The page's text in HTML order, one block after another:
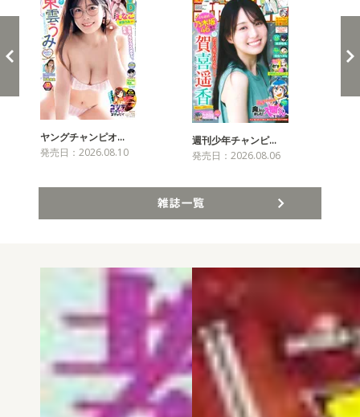
ヤングチャンピオ…
発売日：2026.08.10
週刊少年チャンピ…
発売日：2026.08.06